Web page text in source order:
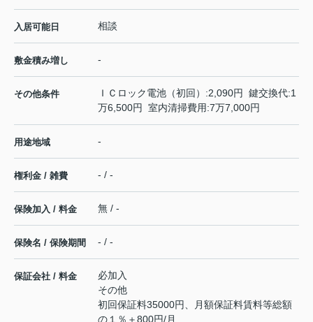
入居可能日 相談
敷金積み増し -
その他条件
ＩＣロック電池（初回）:2,090円 鍵交換代:1
万6,500円 室内清掃費用:7万7,000円
用途地域 -
権利金 / 雑費 - / -
保険加入 / 料金 無 / -
保険名 / 保険期間 - / -
保証会社 / 料金
必加入
その他
初回保証料35000円、月額保証料賃料等総額
の１％＋800円/月